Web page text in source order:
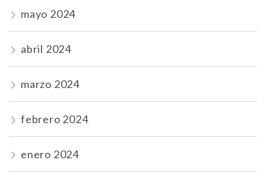
mayo 2024
abril 2024
marzo 2024
febrero 2024
enero 2024